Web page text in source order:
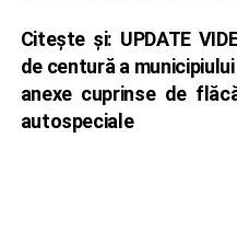
Citește și: UPDATE
de centură a
anexe cuprinse de
autospeciale